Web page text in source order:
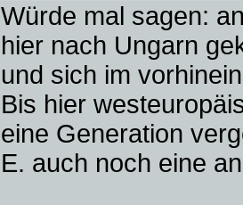
Würde mal sagen:
hier nach Ungarn
und sich im
Bis hier
eine Generation
E. auch noch eine